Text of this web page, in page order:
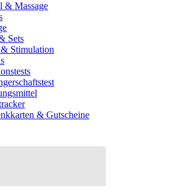
& Massage
Sets
Stimulation
& Gutscheine